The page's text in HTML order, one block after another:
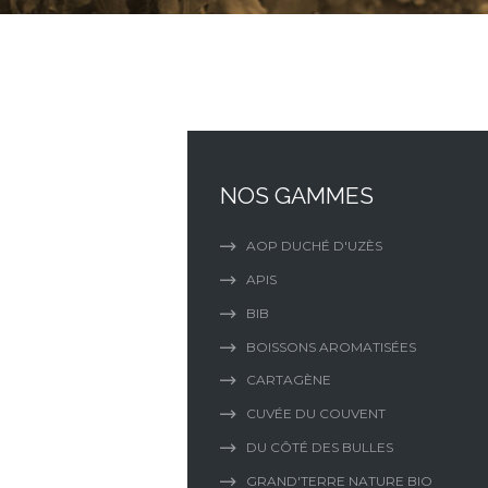
NOS GAMMES
AOP DUCHÉ D'UZÈS
APIS
BIB
BOISSONS AROMATISÉES
CARTAGÈNE
CUVÉE DU COUVENT
DU CÔTÉ DES BULLES
GRAND'TERRE NATURE BIO